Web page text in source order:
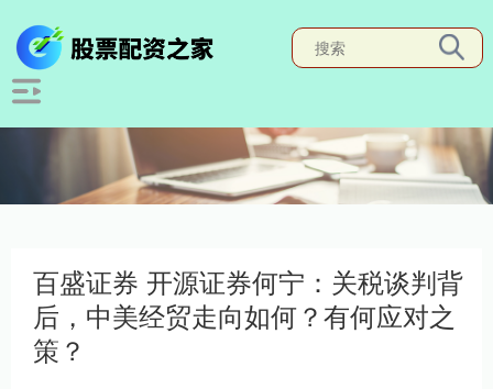
百盛证券 开源证券何宁：关税谈判背
后，中美经贸走向如何？有何应对之
策？